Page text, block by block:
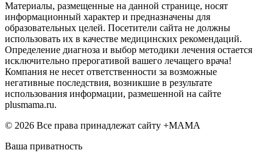
Материалы, размещенные на данной странице, носят
информационный характер и предназначены для
образовательных целей. Посетители сайта не должны
использовать их в качестве медицинских рекомендаций.
Определение диагноза и выбор методики лечения остается
исключительно прерогативой вашего лечащего врача!
Компания не несет ответственности за возможные
негативные последствия, возникшие в результате
использования информации, размешенной на сайте
plusmama.ru.
© 2026 Все права принадлежат сайту +МАМА
Ваша приватность